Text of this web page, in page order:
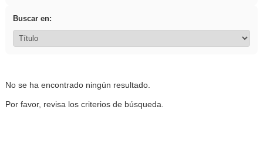
Buscar en:
No se ha encontrado ningún resultado.
Por favor, revisa los criterios de búsqueda.